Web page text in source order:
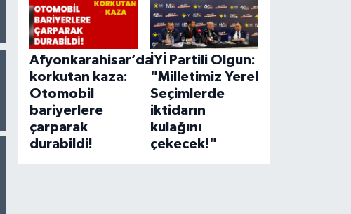
Afyonkarahisar’da
korkutan kaza:
Otomobil
bariyerlere
çarparak
durabildi!
İYİ Partili Olgun:
"Milletimiz Yerel
Seçimlerde
iktidarın
kulağını
çekecek!"